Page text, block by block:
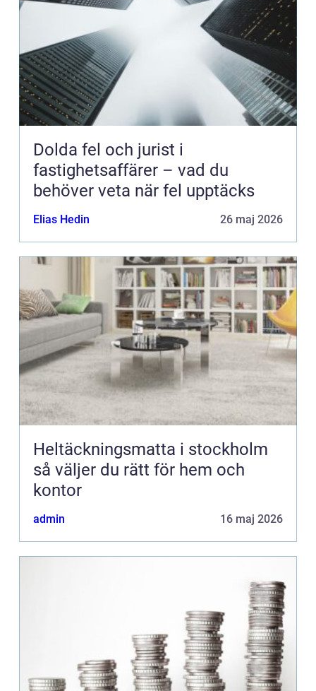
Dolda fel och jurist i
fastighetsaffärer – vad du
behöver veta när fel upptäcks
Elias Hedin 26 maj 2026
Heltäckningsmatta i stockholm
så väljer du rätt för hem och
kontor
admin 16 maj 2026